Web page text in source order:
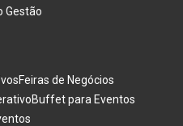
Gestão
Feiras de Negócios
Buffet para Eventos